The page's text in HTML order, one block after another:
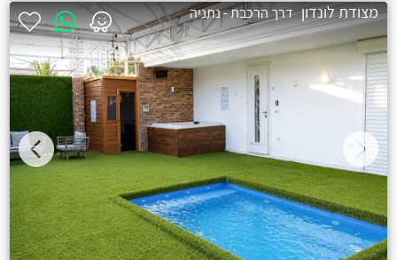
מצודת לונדון דרך הרכבת - נתניה